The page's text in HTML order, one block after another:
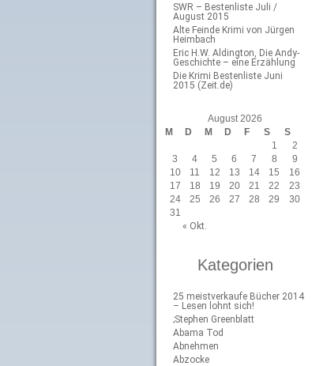
SWR – Bestenliste Juli /
August 2015
Alte Feinde Krimi von Jürgen
Heimbach
Eric H.W. Aldington, Die Andy-
Geschichte – eine Erzählung
Die Krimi Bestenliste Juni
2015 (Zeit.de)
August 2026
M
D M D F S S
« Okt.
1
2
3
4 5 6 7 8
9
10
11 12 13 14 15
16
17
18 19 20 21 22
23
24
25 26 27 28 29
30
31
Kategorien
25 meistverkaufe Bücher 2014
– Lesen lohnt sich!
;Stephen Greenblatt
Abama Tod
Abnehmen
Abzocke